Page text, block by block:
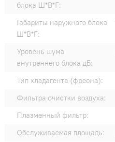
блока Ш*В*Г:
Габариты наружного блока
Ш*В*Г:
Уровень шума
внутреннего блока дБ:
Тип хладагента (фреона):
Фильтра очистки воздуха:
Плазменный фильтр:
Обслуживаемая площадь: